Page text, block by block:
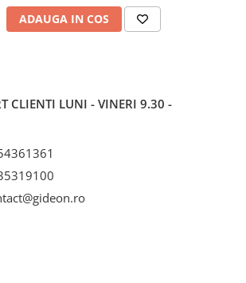
ADAUGA IN COS
CLIENTI LUNI - VINERI 9.30 -